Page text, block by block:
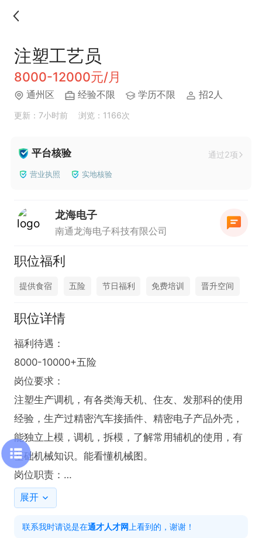
注塑工艺员
8000-12000元/月
通州区 经验不限 学历不限 招2人
更新：7小时前 浏览：1166次
平台核验 通过2项
营业执照 实地核验
龙海电子
南通龙海电子科技有限公司
职位福利
提供食宿 五险 节日福利 免费培训 晋升空间
职位详情
福利待遇：
8000-10000+五险
岗位要求：
注塑生产调机，有各类海天机、住友、发那科的使用
经验，生产过精密汽车接插件、精密电子产品外壳，
能独立上模，调机，拆模，了解常用辅机的使用，有
基础机械知识。能看懂机械图。
岗位职责：
1. 负责注塑生产的调机工作，确保生产过程顺利进
2. 熟练操作各类海天机、住友、发那科等设备，完成
展开
联系我时请说是在通才人才网 上看到的，谢谢！